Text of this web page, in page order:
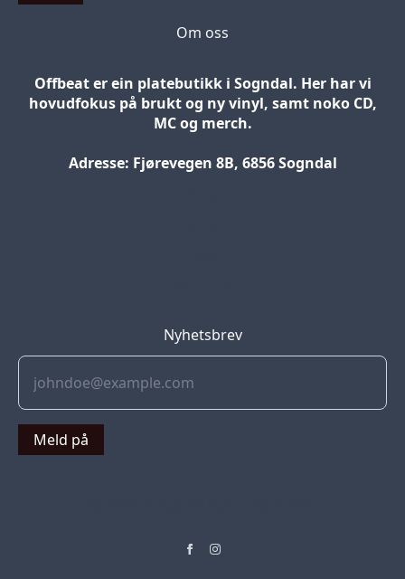
Om oss
Offbeat er ein platebutikk i Sogndal. Her har vi
hovudfokus på brukt og ny vinyl, samt noko CD,
MC og merch.
Adresse: Fjørevegen 8B, 6856 Sogndal
Nyhetsbrev
Meld på